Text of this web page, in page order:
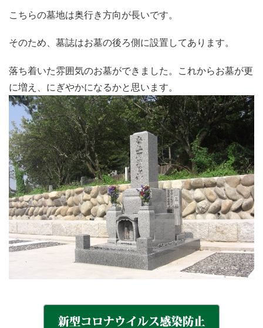
こちらの墓地は奥行き方向が長いです。
そのため、墓誌はお墓の後ろ側に設置してあります。
落ち着いた雰囲気のお墓ができました。これからお墓が更
に増え、にぎやかになるかと思います。